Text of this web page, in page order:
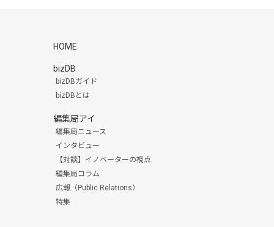
HOME
bizDB
bizDBガイド
bizDBとは
編集局アイ
編集局ニュース
インタビュー
【対談】イノベーターの視点
編集局コラム
広報（Public Relations）
特集